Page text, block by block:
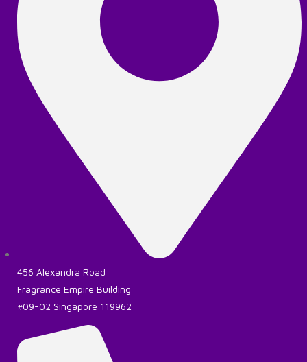
456 Alexandra Road
Fragrance Empire Building
#09-02 Singapore 119962